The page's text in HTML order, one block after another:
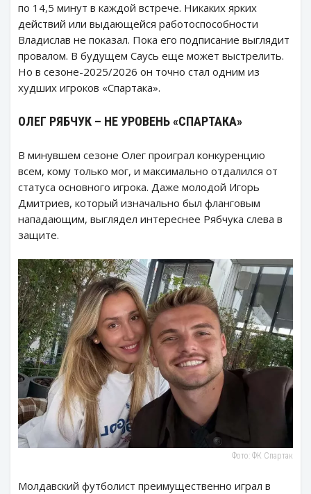
по 14,5 минут в каждой встрече. Никаких ярких
действий или выдающейся работоспособности
Владислав не показал. Пока его подписание выглядит
провалом. В будущем Саусь еще может выстрелить.
Но в сезоне-2025/2026 он точно стал одним из
худших игроков «Спартака».
ОЛЕГ РЯБЧУК – НЕ УРОВЕНЬ «СПАРТАКА»
В минувшем сезоне Олег проиграл конкуренцию
всем, кому только мог, и максимально отдалился от
статуса основного игрока. Даже молодой Игорь
Дмитриев, который изначально был фланговым
нападающим, выглядел интереснее Рябчука слева в
защите.
Фото: ФК Спартак
Молдавский футболист преимущественно играл в